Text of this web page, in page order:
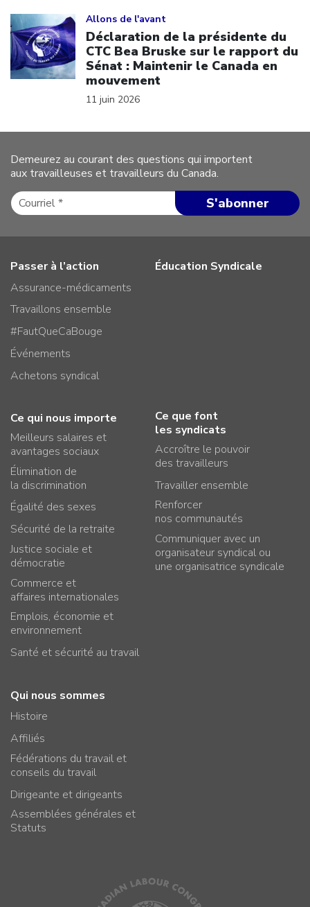
Allons de l'avant
Déclaration de la présidente du
CTC Bea Bruske sur le rapport du
Sénat : Maintenir le Canada en
mouvement
11 juin 2026
Demeurez au courant des questions qui importent
aux travailleuses et travailleurs du Canada.
Passer à l’action
Assurance-médicaments
Travaillons ensemble
#FautQueCaBouge
Événements
Achetons syndical
Éducation Syndicale
Ce qui nous importe
Meilleurs salaires et
avantages sociaux
Élimination de
la discrimination
Égalité des sexes
Sécurité de la retraite
Justice sociale et
démocratie
Commerce et
affaires internationales
Emplois, économie et
environnement
Santé et sécurité au travail
Ce que font
les syndicats
Accroître le pouvoir
des travailleurs
Travailler ensemble
Renforcer
nos communautés
Communiquer avec un
organisateur syndical ou
une organisatrice syndicale
Qui nous sommes
Histoire
Affiliés
Fédérations du travail et
conseils du travail
Dirigeante et dirigeants
Assemblées générales et
Statuts